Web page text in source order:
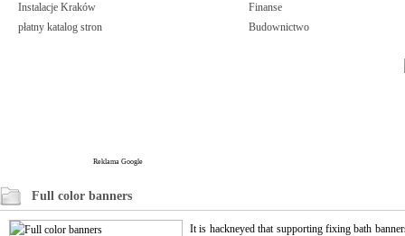
Instalacje Kraków
płatny katalog stron
Finanse
Budownictwo
Reklama Google
Full color banners
It is hackneyed that supporting fixing bath